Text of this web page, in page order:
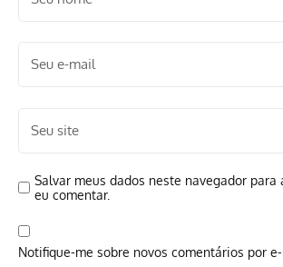
Salvar meus dados neste navegador para
eu comentar.
Notifique-me sobre novos comentários por e-